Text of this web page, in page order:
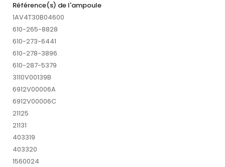
Référence(s) de l'ampoule
1AV4T30B04600
610-265-8828
610-273-6441
610-278-3896
610-287-5379
3110V00139B
6912V00006A
6912V00006C
21125
21131
403319
403320
1560024